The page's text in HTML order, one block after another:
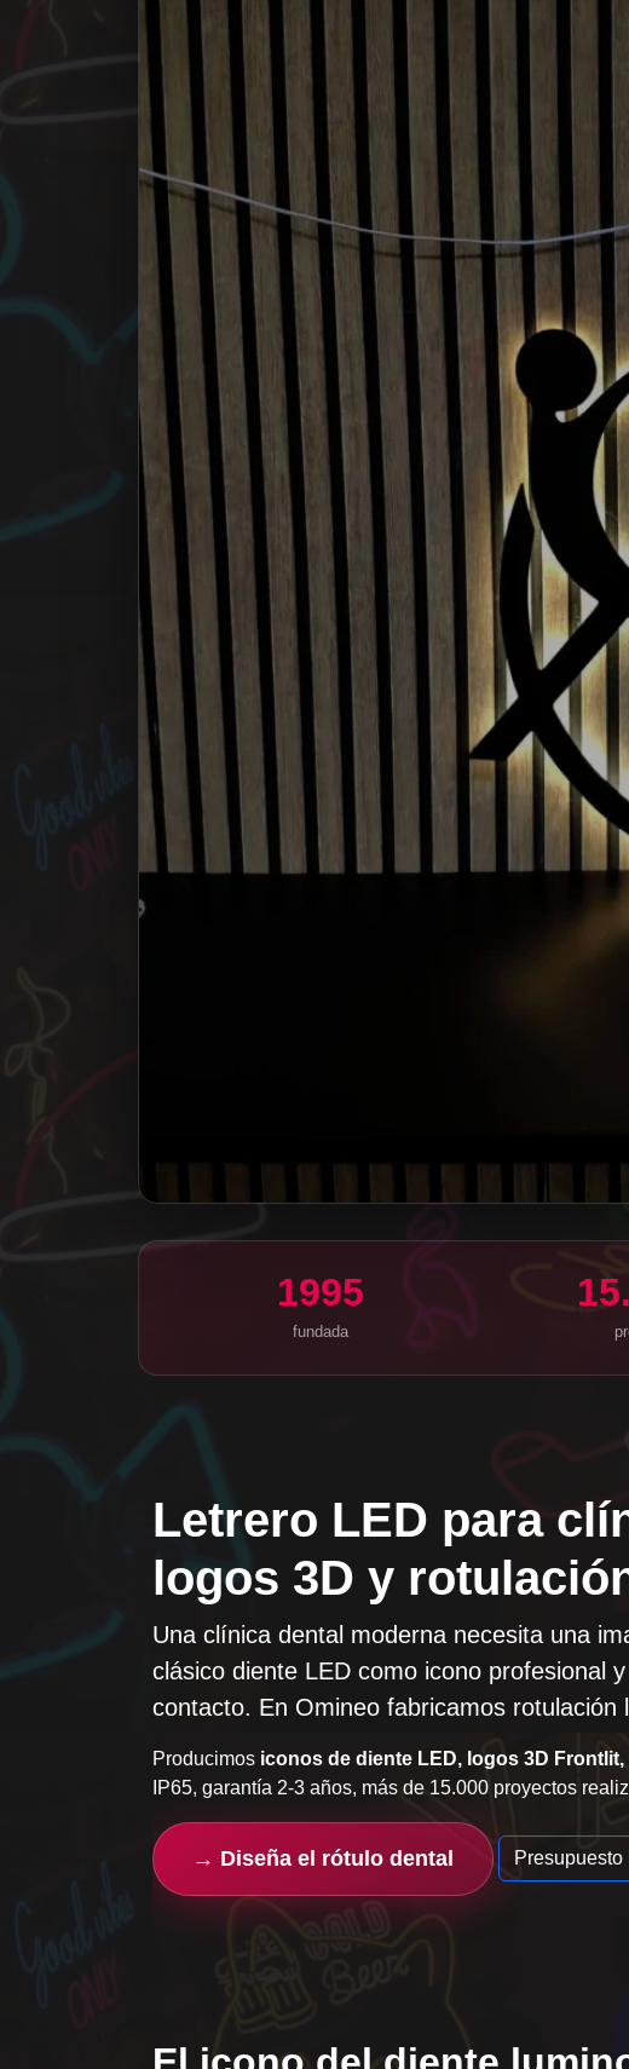
1995
fundada
Letrero LED para
logos 3D y
Una clínica dental moderna necesita una
clásico diente LED como icono profesional
contacto. En Omineo fabricamos
Producimos iconos de diente LED, logos 3D
IP65, garantía 2-3 años, más de 15.000 proyectos
→ Diseña el rótulo dental Presupuesto